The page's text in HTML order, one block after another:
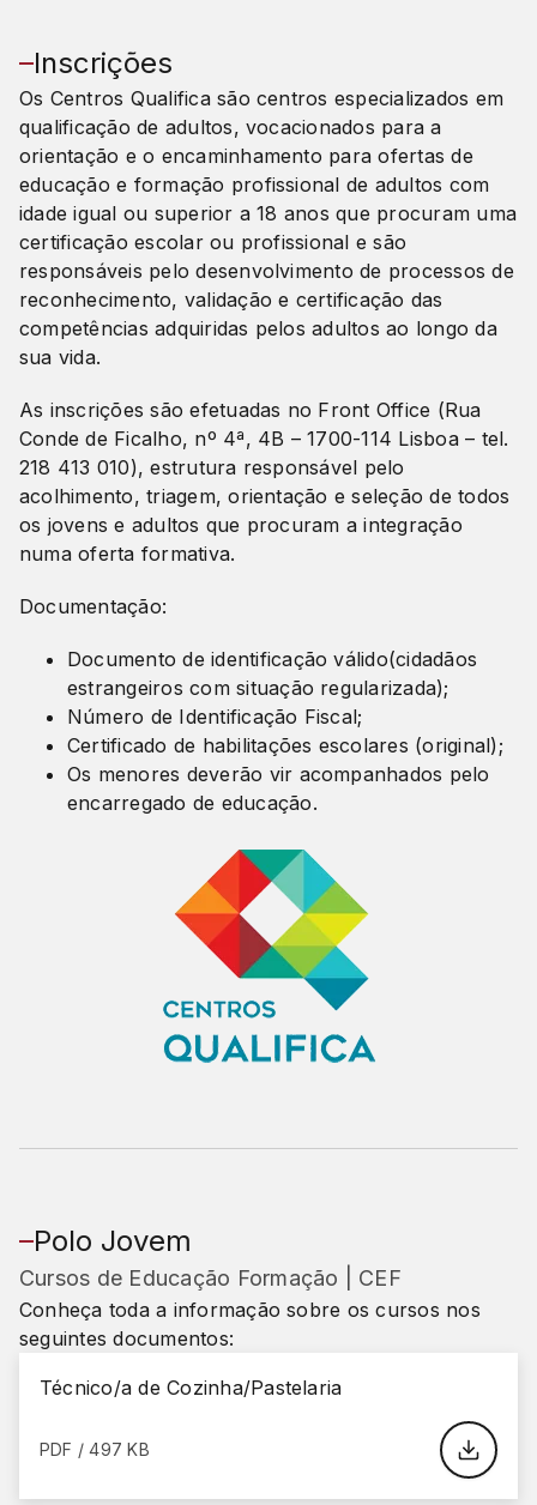
Inscrições
Os Centros Qualifica são centros especializados em
qualificação de adultos, vocacionados para a
orientação e o encaminhamento para ofertas de
educação e formação profissional de adultos com
idade igual ou superior a 18 anos que procuram uma
certificação escolar ou profissional e são
responsáveis pelo desenvolvimento de processos de
reconhecimento, validação e certificação das
competências adquiridas pelos adultos ao longo da
sua vida.
As inscrições são efetuadas no Front Office (Rua
Conde de Ficalho, nº 4ª, 4B – 1700-114 Lisboa – tel.
218 413 010), estrutura responsável pelo
acolhimento, triagem, orientação e seleção de todos
os jovens e adultos que procuram a integração
numa oferta formativa.
Documentação:
Documento de identificação válido(cidadãos
estrangeiros com situação regularizada);
Número de Identificação Fiscal;
Certificado de habilitações escolares (original);
Os menores deverão vir acompanhados pelo
encarregado de educação.
Polo Jovem
Cursos de Educação Formação | CEF
Conheça toda a informação sobre os cursos nos
seguintes documentos:
Técnico/a de Cozinha/Pastelaria
PDF / 497 KB